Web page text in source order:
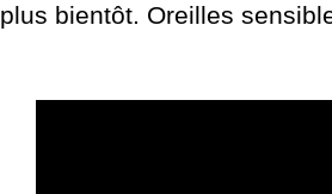
plus bientôt. Oreilles